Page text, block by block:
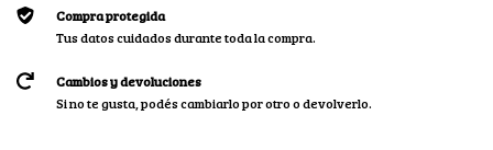
Compra protegida
Tus datos cuidados durante toda la compra.
Cambios y devoluciones
Si no te gusta, podés cambiarlo por otro o devolverlo.